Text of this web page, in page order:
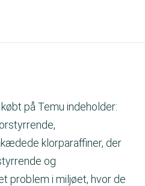
på Temu indeholder:
klorparaffiner, der
og
problem i miljøet, hvor de